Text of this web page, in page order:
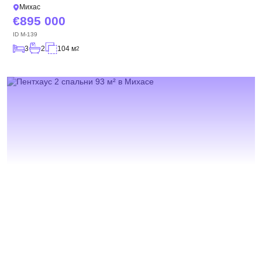
Михас
895 000
ID M-139
3 2 104 м2